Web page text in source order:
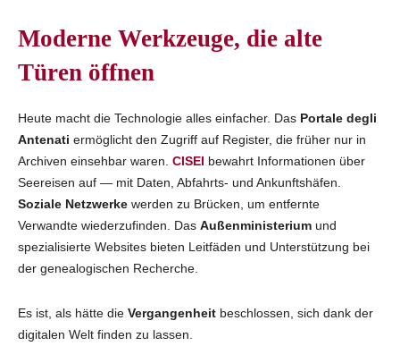
Moderne Werkzeuge, die alte
Türen öffnen
Heute macht die Technologie alles einfacher. Das Portale degli
Antenati ermöglicht den Zugriff auf Register, die früher nur in
Archiven einsehbar waren. CISEI bewahrt Informationen über
Seereisen auf — mit Daten, Abfahrts- und Ankunftshäfen.
Soziale Netzwerke werden zu Brücken, um entfernte
Verwandte wiederzufinden. Das Außenministerium und
spezialisierte Websites bieten Leitfäden und Unterstützung bei
der genealogischen Recherche.
Es ist, als hätte die Vergangenheit beschlossen, sich dank der
digitalen Welt finden zu lassen.